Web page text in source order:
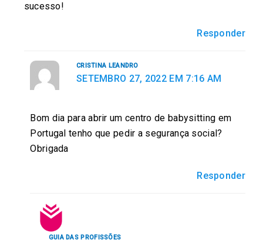
sucesso!
Responder
CRISTINA LEANDRO
SETEMBRO 27, 2022 EM 7:16 AM
Bom dia para abrir um centro de babysitting em
Portugal tenho que pedir a segurança social?
Obrigada
Responder
GUIA DAS PROFISSÕES